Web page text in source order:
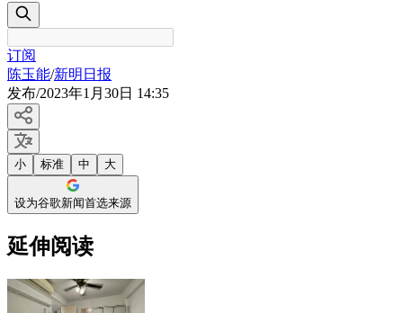
订阅
陈玉能/新明日报
发布/2023年1月30日 14:35
小 标准 中 大
设为谷歌新闻首选来源
延伸阅读